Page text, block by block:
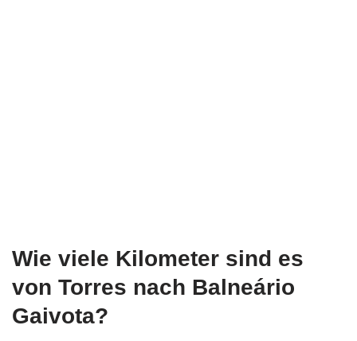
Wie viele Kilometer sind es
von Torres nach Balneário
Gaivota?